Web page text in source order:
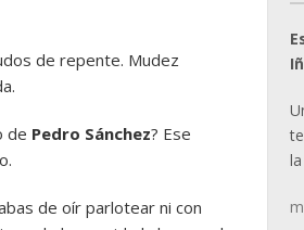
de repente. Mudez
de Pedro Sánchez? Ese
de oír parlotear ni con